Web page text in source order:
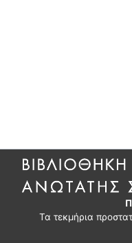
Τα τεκμήρια